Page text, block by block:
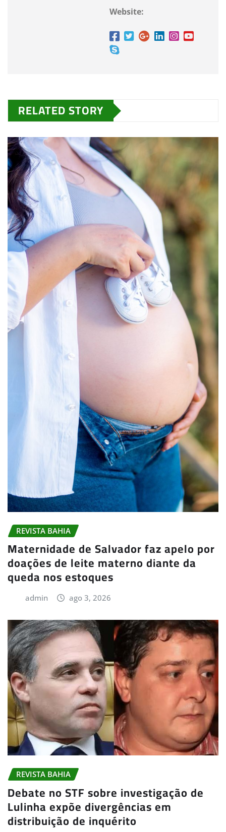
Website:
RELATED STORY
REVISTA BAHIA
Maternidade de Salvador faz apelo por
doações de leite materno diante da
queda nos estoques
admin ago 3, 2026
REVISTA BAHIA
Debate no STF sobre investigação de
Lulinha expõe divergências em
distribuição de inquérito